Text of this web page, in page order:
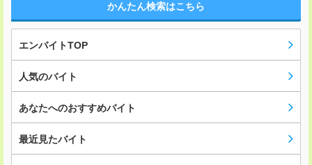
かんたん検索はこちら
エンバイトTOP
人気のバイト
あなたへのおすすめバイト
最近見たバイト